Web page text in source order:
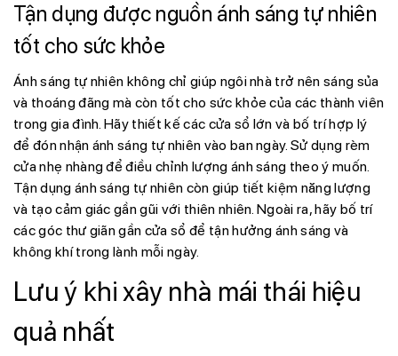
Tận dụng được nguồn ánh sáng tự nhiên
tốt cho sức khỏe
Ánh sáng tự nhiên không chỉ giúp ngôi nhà trở nên sáng sủa
và thoáng đãng mà còn tốt cho sức khỏe của các thành viên
trong gia đình. Hãy thiết kế các cửa sổ lớn và bố trí hợp lý
để đón nhận ánh sáng tự nhiên vào ban ngày. Sử dụng rèm
cửa nhẹ nhàng để điều chỉnh lượng ánh sáng theo ý muốn.
Tận dụng ánh sáng tự nhiên còn giúp tiết kiệm năng lượng
và tạo cảm giác gần gũi với thiên nhiên. Ngoài ra, hãy bố trí
các góc thư giãn gần cửa sổ để tận hưởng ánh sáng và
không khí trong lành mỗi ngày.
Lưu ý khi xây nhà mái thái hiệu
quả nhất